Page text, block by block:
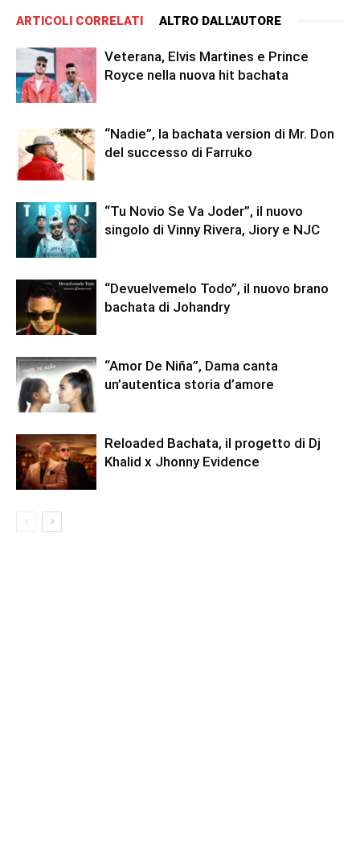
ARTICOLI CORRELATI ALTRO DALL'AUTORE
Veterana, Elvis Martines e Prince
Royce nella nuova hit bachata
“Nadie”, la bachata version di Mr. Don
del successo di Farruko
“Tu Novio Se Va Joder”, il nuovo
singolo di Vinny Rivera, Jiory e NJC
“Devuelvemelo Todo”, il nuovo brano
bachata di Johandry
“Amor De Niña”, Dama canta
un’autentica storia d’amore
Reloaded Bachata, il progetto di Dj
Khalid x Jhonny Evidence